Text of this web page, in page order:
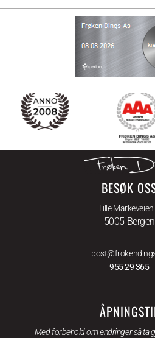
BESØK
Lille Markeveien
5005 Bergen
955 29 365
Med forbehold om endringer så ta